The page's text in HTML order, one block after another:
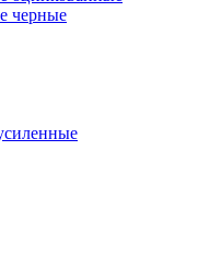
черные